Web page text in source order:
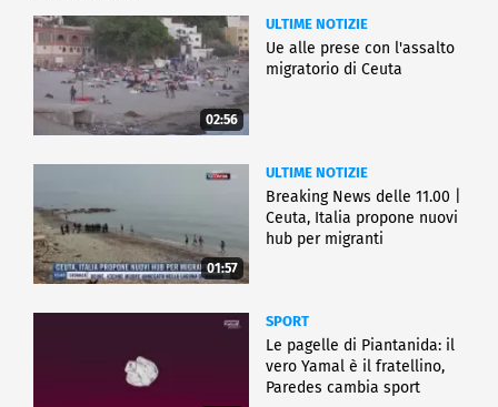
02:56
ULTIME NOTIZIE
Ue alle prese con l'assalto
migratorio di Ceuta
01:57
ULTIME NOTIZIE
Breaking News delle 11.00 |
Ceuta, Italia propone nuovi
hub per migranti
SPORT
Le pagelle di Piantanida: il
vero Yamal è il fratellino,
Paredes cambia sport